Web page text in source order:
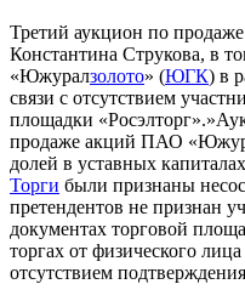
Третий аукцион по
Константина Струкова, в
«Южуралзолото» (ЮГК) в
связи с отсутствием
площадки
продаже акций ПАО
долей в уставных
Торги были признаны
претендентов не признан
документах торговой
торгах от физического
отсутствием